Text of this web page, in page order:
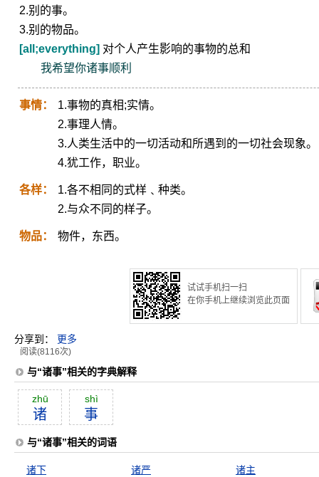
2.别的事。
3.别的物品。
[all;everything] 对个人产生影响的事物的总和
我希望你诸事顺利
事情：
1.事物的真相;实情。
2.事理人情。
3.人类生活中的一切活动和所遇到的一切社会现象。
4.犹工作，职业。
各样：
1.各不相同的式样﹑种类。
2.与众不同的样子。
物品： 物件，东西。
试试手机扫一扫
在你手机上继续浏览此页面
分享到： 更多
阅读(8116次)
与“诸事”相关的字典解释
zhū
诸
shì
事
与“诸事”相关的词语
诸下 诸严
诸主